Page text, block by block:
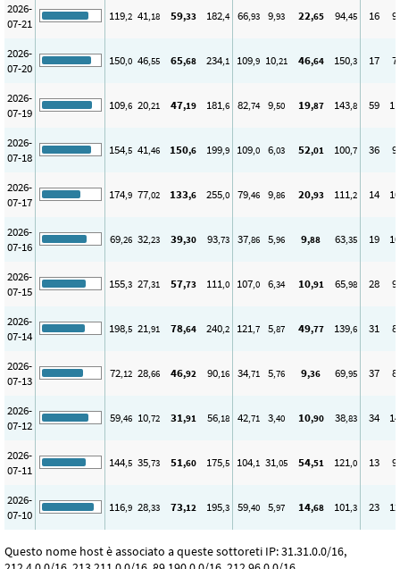
2026-
07-21
119,2 41,18 59,33 182,4 66,93 9,93 22,65 94,45 16 9
2026-
07-20
150,0 46,55 65,68 234,1 109,9 10,21 46,64 150,3 17 7
2026-
07-19
109,6 20,21 47,19 181,6 82,74 9,50 19,87 143,8 59 11
2026-
07-18
154,5 41,46 150,6 199,9 109,0 6,03 52,01 100,7 36 9
2026-
07-17
174,9 77,02 133,6 255,0 79,46 9,86 20,93 111,2 14 10
2026-
07-16
69,26 32,23 39,30 93,73 37,86 5,96 9,88 63,35 19 10
2026-
07-15
155,3 27,31 57,73 111,0 107,0 6,34 10,91 65,98 28 9
2026-
07-14
198,5 21,91 78,64 240,2 121,7 5,87 49,77 139,6 31 8
2026-
07-13
72,12 28,66 46,92 90,16 34,71 5,76 9,36 69,95 37 8
2026-
07-12
59,46 10,72 31,91 56,18 42,71 3,40 10,90 38,83 34 14
2026-
07-11
144,5 35,73 51,60 175,5 104,1 31,05 54,51 121,0 13 9
2026-
07-10
116,9 28,33 73,12 195,3 59,40 5,97 14,68 101,3 23 12
Questo nome host è associato a queste sottoreti IP: 31.31.0.0/16,